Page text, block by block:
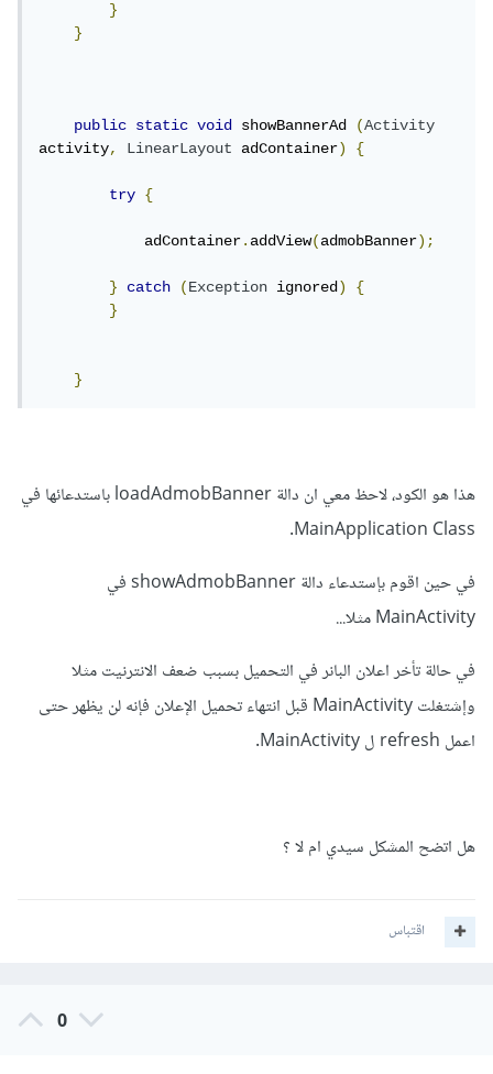
}
}
public static void showBannerAd (Activity
activity, LinearLayout adContainer) {
try {
            adContainer
.addView(admobBanner);
} catch (Exception ignored)
{
}
}
هذا هو الكود، لاحظ معي ان دالة loadAdmobBanner باستدعائها في
MainApplication Class.
في حين اقوم بإستدعاء دالة showAdmobBanner في
MainActivity مثلا...
في حالة تأخر اعلان البانر في التحميل بسبب ضعف الانترنيت مثلا
وإشتغلت MainActivity قبل انتهاء تحميل الإعلان فإنه لن يظهر حتى
اعمل refresh ل MainActivity.
هل اتضح المشكل سيدي ام لا ؟
اقتباس
0